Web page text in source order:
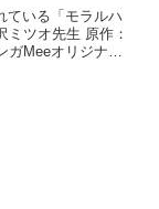
ている「モラルハ
ミツオ先生 原作：
ガMeeオリジナル